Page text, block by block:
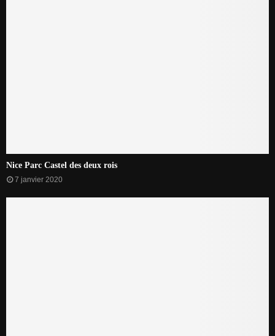
Nice Parc Castel des deux rois
7 janvier 2020